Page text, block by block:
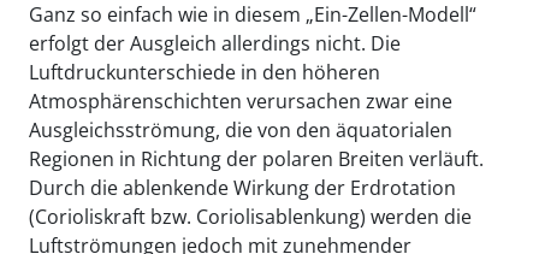
Ganz so einfach wie in diesem „Ein-Zellen-Modell“
erfolgt der Ausgleich allerdings nicht. Die
Luftdruckunterschiede in den höheren
Atmosphärenschichten verursachen zwar eine
Ausgleichsströmung, die von den äquatorialen
Regionen in Richtung der polaren Breiten verläuft.
Durch die ablenkende Wirkung der Erdrotation
(Corioliskraft bzw. Coriolisablenkung) werden die
Luftströmungen jedoch mit zunehmender